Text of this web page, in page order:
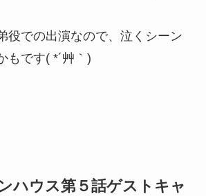
役での出演なので、泣くシーン
もです( *´艸｀)
ハウス第５話ゲストキャ